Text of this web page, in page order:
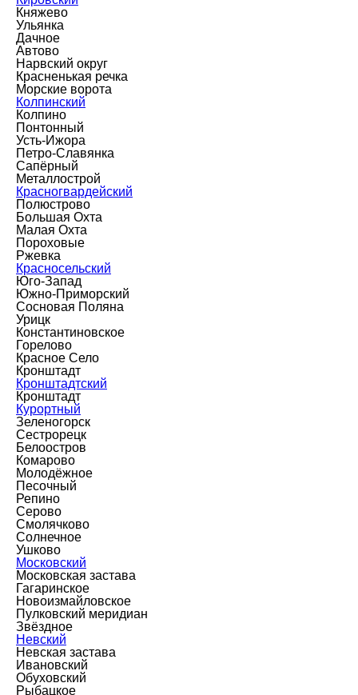
Княжево
Ульянка
Дачное
Автово
Нарвский округ
Красненькая речка
Морские ворота
Колпинский
Колпино
Понтонный
Усть-Ижора
Петро-Славянка
Сапёрный
Металлострой
Красногвардейский
Полюстрово
Большая Охта
Малая Охта
Пороховые
Ржевка
Красносельский
Юго-Запад
Южно-Приморский
Сосновая Поляна
Урицк
Константиновское
Горелово
Красное Село
Кронштадт
Кронштадтский
Кронштадт
Курортный
Зеленогорск
Сестрорецк
Белоостров
Комарово
Молодёжное
Песочный
Репино
Серово
Смолячково
Солнечное
Ушково
Московский
Московская застава
Гагаринское
Новоизмайловское
Пулковский меридиан
Звёздное
Невский
Невская застава
Ивановский
Обуховский
Рыбацкое